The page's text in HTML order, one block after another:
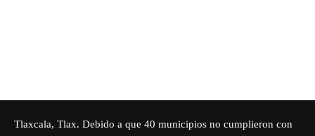
Tlaxcala, Tlax. Debido a que 40 municipios no cumplieron con